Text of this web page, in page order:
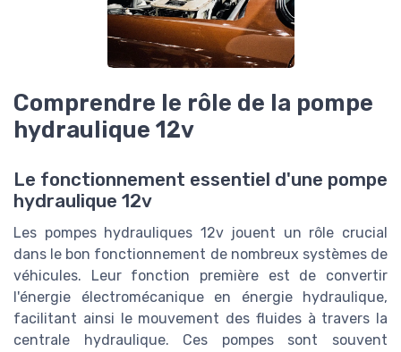
Comprendre le rôle de la pompe
hydraulique 12v
Le fonctionnement essentiel d'une pompe
hydraulique 12v
Les pompes hydrauliques 12v jouent un rôle crucial
dans le bon fonctionnement de nombreux systèmes de
véhicules. Leur fonction première est de convertir
l'énergie électromécanique en énergie hydraulique,
facilitant ainsi le mouvement des fluides à travers la
centrale hydraulique. Ces pompes sont souvent